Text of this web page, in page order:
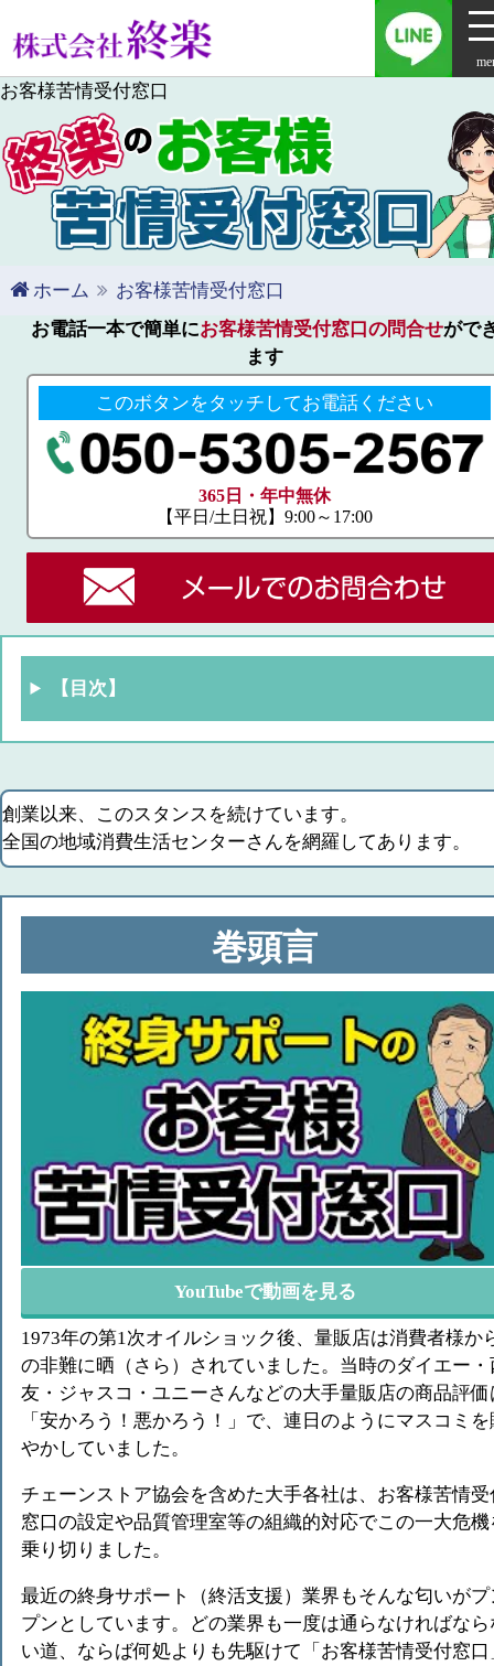
お客様苦情受付窓口
ホーム
お客様苦情受付窓口
お電話一本で簡単にお客様苦情受付窓口の問合せがで
ます
このボタンをタッチしてお電話ください
365日・年中無休
【平日/土日祝】9:00～17:00
【目次】
創業以来、このスタンスを続けています。
全国の地域消費生活センターさんを網羅してあります。
巻頭言
YouTubeで動画を見る
1973年の第1次オイルショック後、量販店は消費者様か
の非難に晒（さら）されていました。当時のダイエー・
友・ジャスコ・ユニーさんなどの大手量販店の商品評価
「安かろう！悪かろう！」で、連日のようにマスコミを
やかしていました。
チェーンストア協会を含めた大手各社は、お客様苦情受
窓口の設定や品質管理室等の組織的対応でこの一大危機
乗り切りました。
最近の終身サポート（終活支援）業界もそんな匂いがプ
プンとしています。どの業界も一度は通らなければなら
い道、ならば何処よりも先駆けて「お客様苦情受付窓口